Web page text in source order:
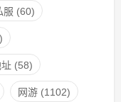
服 (60)
(58)
网游(1102)